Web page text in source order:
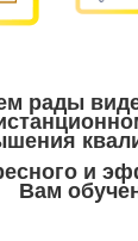
рады
и
Вам